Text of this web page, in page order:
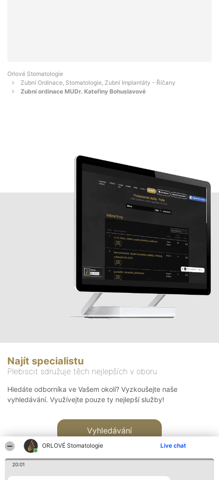
ORLOVÉ Stomatologie Live chat
20:01
Orlové Stomatologie
Zubní Ordinace, Stomatologie, Zubní Implantáty - Říčany
Zubní ordinace MUDr. Kateřiny Bohuslavové
Najít specialistu
Plebiscit sdružuje těch nejlepších v oboru
Hledáte odborníka ve Vašem okolí? Vyzkoušejte naše
vyhledávání. Využívejte pouze ty nejlepší služby!
Vyhledávání